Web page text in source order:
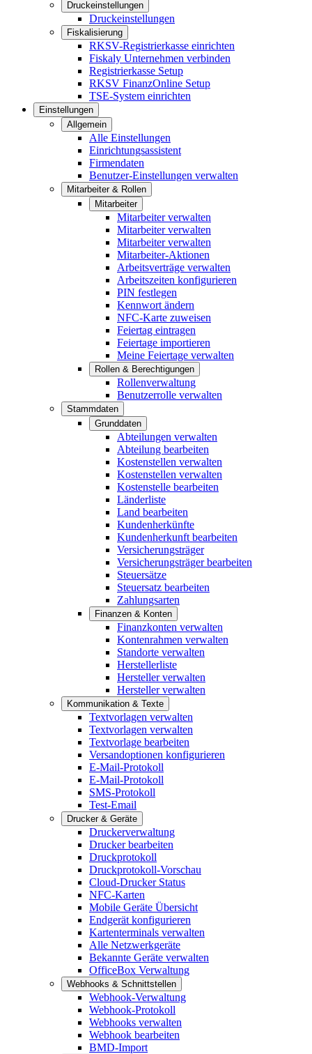
Druckeinstellungen
Druckeinstellungen
Fiskalisierung
RKSV-Registrierkasse einrichten
Fiskaly Unternehmen verbinden
Registrierkasse Setup
RKSV FinanzOnline Setup
TSE-System einrichten
Einstellungen
Allgemein
Alle Einstellungen
Einrichtungsassistent
Firmendaten
Benutzer-Einstellungen verwalten
Mitarbeiter & Rollen
Mitarbeiter
Mitarbeiter verwalten
Mitarbeiter verwalten
Mitarbeiter verwalten
Mitarbeiter-Aktionen
Arbeitsverträge verwalten
Arbeitszeiten konfigurieren
PIN festlegen
Kennwort ändern
NFC-Karte zuweisen
Feiertag eintragen
Feiertage importieren
Meine Feiertage verwalten
Rollen & Berechtigungen
Rollenverwaltung
Benutzerrolle verwalten
Stammdaten
Grunddaten
Abteilungen verwalten
Abteilung bearbeiten
Kostenstellen verwalten
Kostenstellen verwalten
Kostenstelle bearbeiten
Länderliste
Land bearbeiten
Kundenherkünfte
Kundenherkunft bearbeiten
Versicherungsträger
Versicherungsträger bearbeiten
Steuersätze
Steuersatz bearbeiten
Zahlungsarten
Finanzen & Konten
Finanzkonten verwalten
Kontenrahmen verwalten
Standorte verwalten
Herstellerliste
Hersteller verwalten
Hersteller verwalten
Kommunikation & Texte
Textvorlagen verwalten
Textvorlagen verwalten
Textvorlage bearbeiten
Versandoptionen konfigurieren
E-Mail-Protokoll
E-Mail-Protokoll
SMS-Protokoll
Test-Email
Drucker & Geräte
Druckerverwaltung
Drucker bearbeiten
Druckprotokoll
Druckprotokoll-Vorschau
Cloud-Drucker Status
NFC-Karten
Mobile Geräte Übersicht
Endgerät konfigurieren
Kartenterminals verwalten
Alle Netzwerkgeräte
Bekannte Geräte verwalten
OfficeBox Verwaltung
Webhooks & Schnittstellen
Webhook-Verwaltung
Webhook-Protokoll
Webhooks verwalten
Webhook bearbeiten
BMD-Import